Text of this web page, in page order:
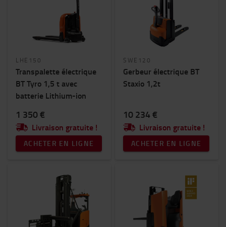
LHE150
Transpalette électrique
BT Tyro 1,5 t avec
batterie Lithium-ion
1 350 €
Livraison gratuite !
ACHETER EN LIGNE
SWE120
Gerbeur électrique BT
Staxio 1,2t
10 234 €
Livraison gratuite !
ACHETER EN LIGNE